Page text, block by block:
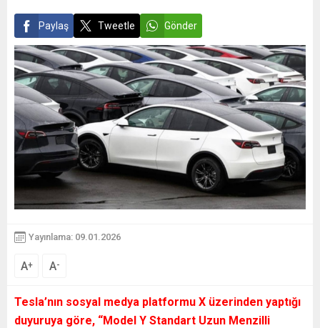
Paylaş Tweetle Gönder
Yayınlama: 09.01.2026
A+ A-
Tesla’nın sosyal medya platformu X üzerinden yaptığı
duyuruya göre, “Model Y Standart Uzun Menzilli